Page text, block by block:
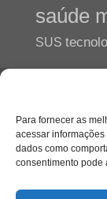
Para fornecer as
acessar
dados como
consentimento pode
saúde
SUS